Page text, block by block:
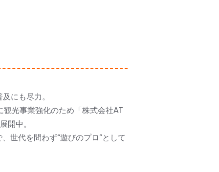
にも尽力。
光事業強化のため「株式会社AT
開中。
世代を問わず“遊びのプロ”として